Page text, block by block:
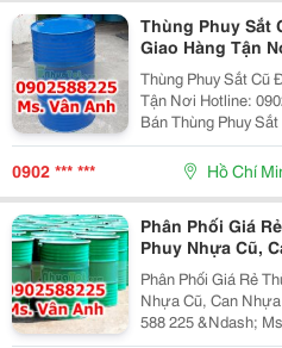
Thùng Phuy Sắt
Giao Hàng Tận
Thùng Phuy Sắt Cũ
Tận Nơi Hotline: 0902 588 225 &Ndash; Ms.vân Anh
Bán Thùng Phuy Sắt Nắp Kín
Giao Hàng Tận Nơi. Hotline: 0902 588 225 &Ndash;
Ms.vân Anh
0902 *** *** Hồ Chí
Phân Phối Giá
Phuy Nhựa Cũ,
Phân Phối Giá Rẻ
Nhựa Cũ, Can Nhựa Cũ
588 225 &Ndash; Ms.vân Anh
Chuyên: -Cung Cấp Các Loại Thùng Phuy Sắt, Thùng